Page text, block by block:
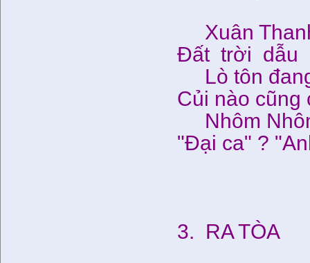
Xuân
Đất trời dẫu
Lò tôn
Củi nào cũng
Nhôm
"Đại ca" ?
3. RA TÒA